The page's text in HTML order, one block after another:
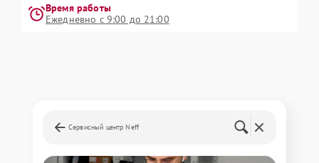
Время работы
Ежедневно с 9:00 до 21:00
Сервисный центр Neff